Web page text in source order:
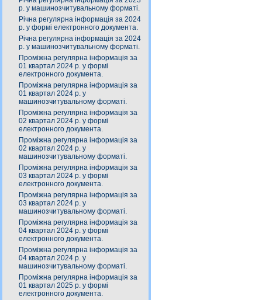
р. у машинозчитувальному форматі.
Річна регулярна інформація за 2024
р. у формі електронного документа.
Річна регулярна інформація за 2024
р. у машинозчитувальному форматі.
Проміжна регулярна інформація за
01 квартал 2024 р. у формі
електронного документа.
Проміжна регулярна інформація за
01 квартал 2024 р. у
машинозчитувальному форматі.
Проміжна регулярна інформація за
02 квартал 2024 р. у формі
електронного документа.
Проміжна регулярна інформація за
02 квартал 2024 р. у
машинозчитувальному форматі.
Проміжна регулярна інформація за
03 квартал 2024 р. у формі
електронного документа.
Проміжна регулярна інформація за
03 квартал 2024 р. у
машинозчитувальному форматі.
Проміжна регулярна інформація за
04 квартал 2024 р. у формі
електронного документа.
Проміжна регулярна інформація за
04 квартал 2024 р. у
машинозчитувальному форматі.
Проміжна регулярна інформація за
01 квартал 2025 р. у формі
електронного документа.